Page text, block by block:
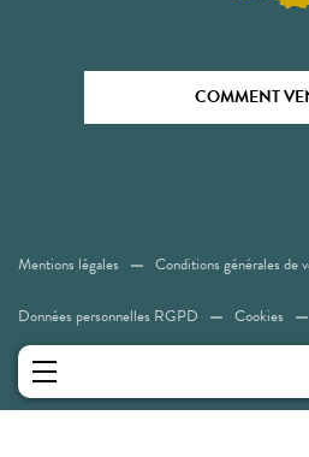
COMMENT
Mentions légales Conditions générales de
Données personnelles RGPD Cookies
Accessibilité: Non conforme